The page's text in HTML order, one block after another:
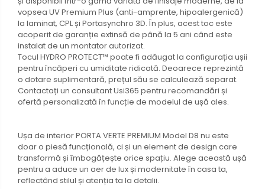
vopsea UV Premium Plus (anti-amprente, hipoalergenică)
la laminat, CPL și Portasynchro 3D. În plus, acest toc este
acoperit de garanție extinsă de până la 5 ani când este
instalat de un montator autorizat.
Tocul HYDRO PROTECT™ poate fi adăugat la configurația ușii
pentru încăperi cu umiditate ridicată. Deoarece reprezintă
o dotare suplimentară, prețul său se calculează separat.
Contactați un consultant Usi365 pentru recomandări și
ofertă personalizată în funcție de modelul de ușă ales.
Ușa de interior PORTA VERTE PREMIUM Model D8 nu este
doar o piesă funcțională, ci și un element de design care
transformă și îmbogățește orice spațiu. Alege această ușă
pentru a aduce un aer de lux și modernitate în casa ta,
reflectând stilul și atenția ta la detalii.